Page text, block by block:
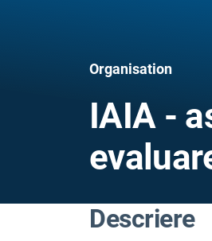
Organisation
IAIA -
Descriere